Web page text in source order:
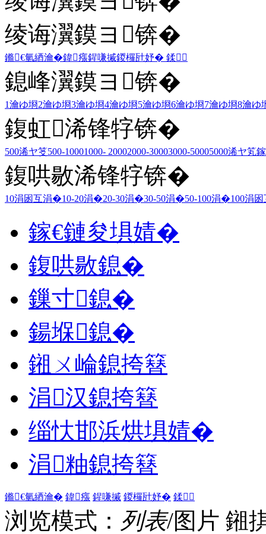
绫诲瀷鏌ヨ锛�
鏅€氫綇瀹�鍏瘬鍟嗛摵鍐欏瓧妤� 鍒
鎴峰瀷鏌ヨ锛�
1瀹ゆ埛2瀹ゆ埛3瀹ゆ埛4瀹ゆ埛5瀹ゆ埛6瀹ゆ埛7瀹ゆ埛8瀹ゆ
鍑虹浠锋牸锛�
500浠ヤ笅500-10001000- 20002000-30003000-50005000浠ヤ笂
鍑哄敭浠锋牸锛�
10涓囦互涓�10-20涓�20-30涓�30-50涓�50-100涓�100涓
鎵€鏈夋埧婧�
鍑哄敭鎴�
鏁寸鎴�
鍚堢鎴�
鎺ㄨ崘鎴挎簮
涓汉鎴挎簮
缁忕邯浜烘埧婧�
涓粙鎴挎簮
鏅€氫綇瀹� 鍏瘬 鍟嗛摵 鍐欏瓧妤� 鍒
浏览模式： 列表/图片 鎺